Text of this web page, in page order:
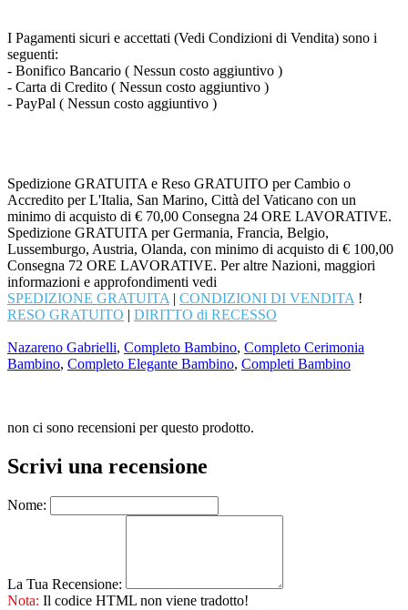
I Pagamenti sicuri e accettati (Vedi Condizioni di Vendita) sono i
seguenti:
- Bonifico Bancario ( Nessun costo aggiuntivo )
- Carta di Credito ( Nessun costo aggiuntivo )
- PayPal ( Nessun costo aggiuntivo )
Spedizione GRATUITA e Reso GRATUITO per Cambio o
Accredito per L'Italia, San Marino, Città del Vaticano con un
minimo di acquisto di € 70,00 Consegna 24 ORE LAVORATIVE.
Spedizione GRATUITA per Germania, Francia, Belgio,
Lussemburgo, Austria, Olanda, con minimo di acquisto di € 100,00
Consegna 72 ORE LAVORATIVE. Per altre Nazioni, maggiori
informazioni e approfondimenti vedi
SPEDIZIONE GRATUITA | CONDIZIONI DI VENDITA !
RESO GRATUITO | DIRITTO di RECESSO
Nazareno Gabrielli, Completo Bambino, Completo Cerimonia
Bambino, Completo Elegante Bambino, Completi Bambino
non ci sono recensioni per questo prodotto.
Scrivi una recensione
Nome:
La Tua Recensione:
Nota: Il codice HTML non viene tradotto!